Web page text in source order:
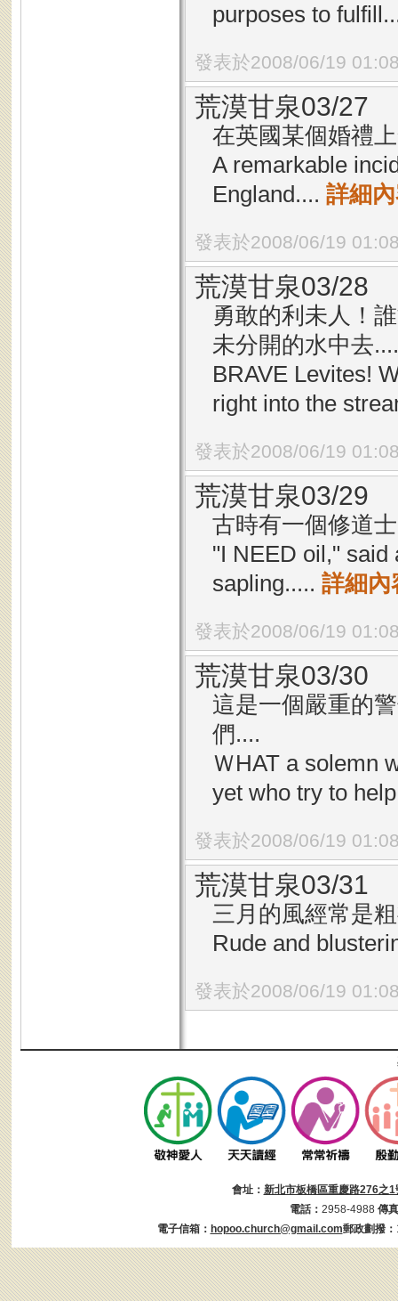
purposes to
發表於2008/06/19
荒漠甘泉03/27
在英國某個婚禮
A remarkable
England.... 詳細
發表於2008/06/19
荒漠甘泉03/28
勇敢的利未人！
未分開的水中去....
BRAVE Levites!
right into the
發表於2008/06/19
荒漠甘泉03/29
古時有一個修道
"I NEED oil," said
sapling..... 詳細內
發表於2008/06/19
荒漠甘泉03/30
這是一個嚴重的
們....
ＷHAT a solemn
yet who try to
發表於2008/06/19
荒漠甘泉03/31
三月的風經常是
Rude and
發表於2008/06/19
會址： 新北市板橋區重慶路276之1
電話： 2958-4988 傳
電子信箱： hopoo.church@gmail.com郵政劃撥：